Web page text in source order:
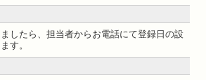
したら、担当者からお電話にて登録日の設
す。